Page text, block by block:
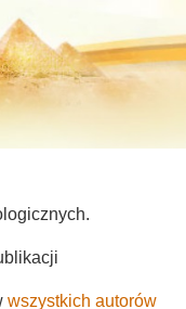
wszystkich autorów